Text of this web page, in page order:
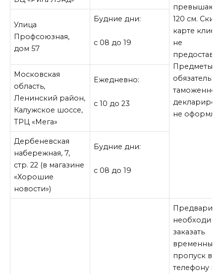
120 см.
карте
не
Предметы,
не
Улица
Профсоюзная,
дом 57
Будние дни:
с 08 до 19
Московская
область,
Ленинский район,
Калужское шоссе,
ТРЦ «Мега»
Ежедневно:
с 10 до 23
Дербеневская
набережная, 7,
стр. 22 (в магазине
«Хорошие
новости»)
Будние дни:
с 08 до 19
необходимо
заказать
временный
пропуск в
телефону и